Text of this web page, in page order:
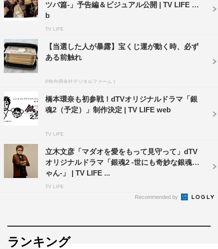
中村勘九郎
堤真一 小栗旬
戸塚純貴 柳楽優弥
矢本悠馬
ツバ篇-」予告編＆ビジュアル公開 | TV LIFE we
b
TV LIFE
【当選した人が暴露】宝くじ運が動く時、必ず
ある前触れ
PR(合同会社デジタルファーム )
橋本環奈も初参戦！dTVオリジナルドラマ「銀
魂2（予定）」制作決定 | TV LIFE web
TV LIFE
立木文彦「マダオを愛をもって見守って」dTV
オリジナルドラマ「銀魂2 -世にも奇妙な銀魂ち
ゃん-」 | TV LIFE ...
TV LIFE
Recommended by
ランキング